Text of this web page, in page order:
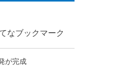
なブックマーク
が完成